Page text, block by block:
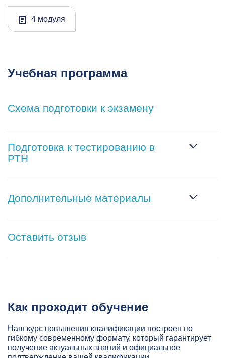
4 модуля
Учебная программа
Схема подготовки к экзамену
Подготовка к тестированию в
РТН
Дополнительные материалы
Оставить отзыв
Как проходит обучение
Наш курс повышения квалификации построен по
гибкому современному формату, который гарантирует
получение актуальных знаний и официальное